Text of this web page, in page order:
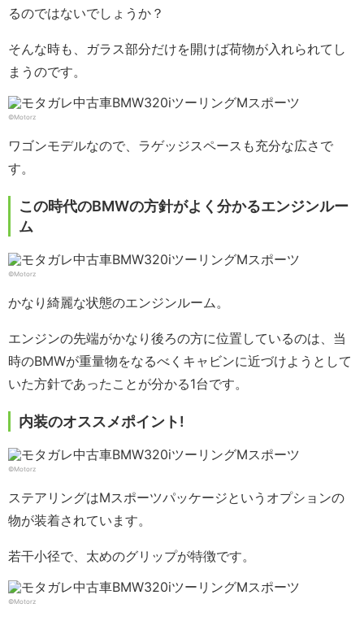
るのではないでしょうか？
そんな時も、ガラス部分だけを開けば荷物が入れられてし
まうのです。
©Motorz
ワゴンモデルなので、ラゲッジスペースも充分な広さで
す。
この時代のBMWの方針がよく分かるエンジンルー
ム
©Motorz
かなり綺麗な状態のエンジンルーム。
エンジンの先端がかなり後ろの方に位置しているのは、当
時のBMWが重量物をなるべくキャビンに近づけようとして
いた方針であったことが分かる1台です。
内装のオススメポイント!
©Motorz
ステアリングはMスポーツパッケージというオプションの
物が装着されています。
若干小径で、太めのグリップが特徴です。
©Motorz